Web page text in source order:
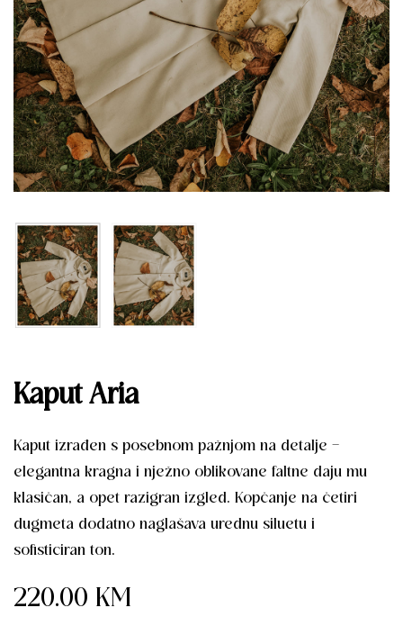
Kaput Aria
Kaput izrađen s posebnom pažnjom na detalje –
elegantna kragna i nježno oblikovane faltne daju mu
klasičan, a opet razigran izgled. Kopčanje na četiri
dugmeta dodatno naglašava urednu siluetu i
sofisticiran ton.
220.00 KM